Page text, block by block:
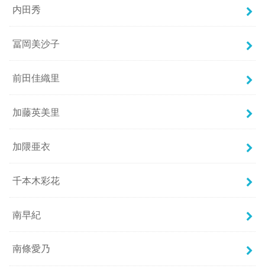
内田秀
冨岡美沙子
前田佳織里
加藤英美里
加隈亜衣
千本木彩花
南早紀
南條愛乃